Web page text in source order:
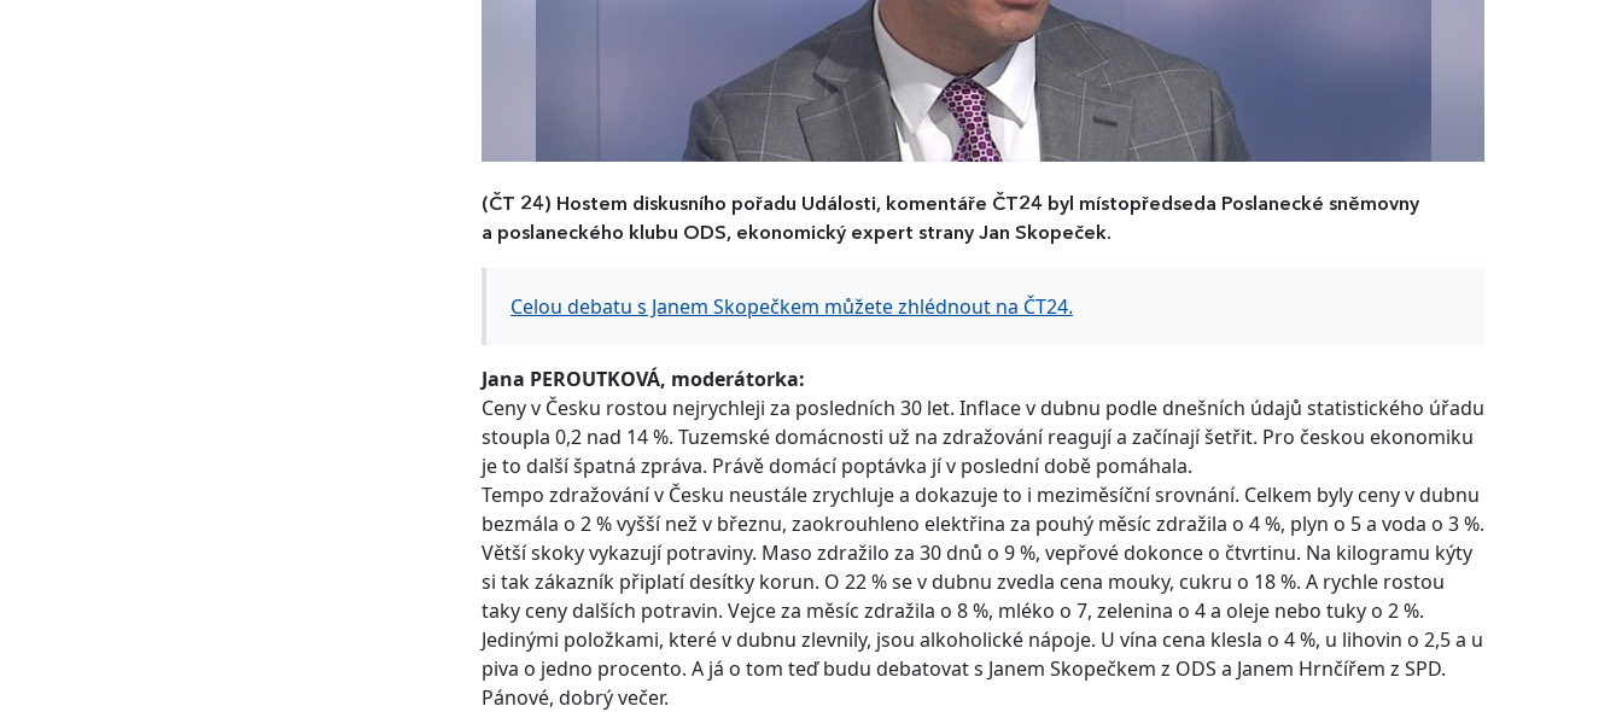
(ČT 24) Hostem diskusního pořadu Události, komentáře ČT24 byl místopředseda Poslanecké sněmovny
a poslaneckého klubu ODS, ekonomický expert strany Jan Skopeček.
Celou debatu s Janem Skopečkem můžete zhlédnout na ČT24.
Jana PEROUTKOVÁ, moderátorka:
Ceny v Česku rostou nejrychleji za posledních 30 let. Inflace v dubnu podle dnešních údajů statistického úřadu
stoupla 0,2 nad 14 %. Tuzemské domácnosti už na zdražování reagují a začínají šetřit. Pro českou ekonomiku
je to další špatná zpráva. Právě domácí poptávka jí v poslední době pomáhala.
Tempo zdražování v Česku neustále zrychluje a dokazuje to i meziměsíční srovnání. Celkem byly ceny v dubnu
bezmála o 2 % vyšší než v březnu, zaokrouhleno elektřina za pouhý měsíc zdražila o 4 %, plyn o 5 a voda o 3 %.
Větší skoky vykazují potraviny. Maso zdražilo za 30 dnů o 9 %, vepřové dokonce o čtvrtinu. Na kilogramu kýty
si tak zákazník připlatí desítky korun. O 22 % se v dubnu zvedla cena mouky, cukru o 18 %. A rychle rostou
taky ceny dalších potravin. Vejce za měsíc zdražila o 8 %, mléko o 7, zelenina o 4 a oleje nebo tuky o 2 %.
Jedinými položkami, které v dubnu zlevnily, jsou alkoholické nápoje. U vína cena klesla o 4 %, u lihovin o 2,5 a u
piva o jedno procento. A já o tom teď budu debatovat s Janem Skopečkem z ODS a Janem Hrnčířem z SPD.
Pánové, dobrý večer.